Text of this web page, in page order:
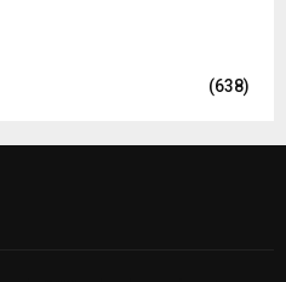
(638)